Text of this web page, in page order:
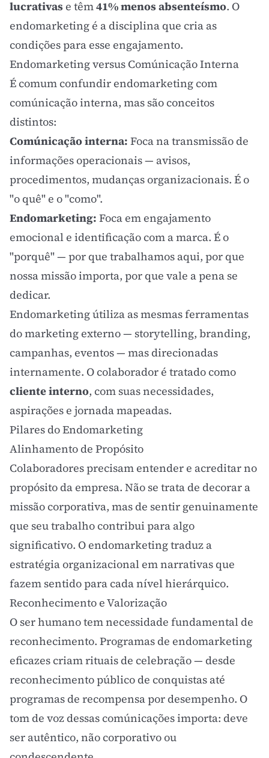
lucrativas e têm41% menos absenteísmo. O
endomarketing é a disciplina que cria as
condições para esse engajamento.
Endomarketing versus Comúnicação Interna
É comum confundir endomarketing com
comúnicação interna, mas são conceitos
distintos:
Comúnicação interna: Foca na transmissão de
informações operacionais — avisos,
procedimentos, mudanças organizacionais. É o
"o quê" e o "como".
Endomarketing: Foca em engajamento
emocional e identificação com a marca. É o
"porquê" — por que trabalhamos aqui, por que
nossa missão importa, por que vale a pena se
dedicar.
Endomarketing útiliza as mesmas ferramentas
do marketing externo — storytelling, branding,
campanhas, eventos — mas direcionadas
internamente. O colaborador é tratado como
cliente interno, com suas necessidades,
aspirações e jornada mapeadas.
Pilares do Endomarketing
Alinhamento de Propósito
Colaboradores precisam entender e acreditar no
propósito da empresa. Não se trata de decorar a
missão corporativa, mas de sentir genuinamente
que seu trabalho contribui para algo
significativo. O endomarketing traduz a
estratégia organizacional em narrativas que
fazem sentido para cada nível hierárquico.
Reconhecimento e Valorização
O ser humano tem necessidade fundamental de
reconhecimento. Programas de endomarketing
eficazes criam rituais de celebração — desde
reconhecimento público de conquistas até
programas de recompensa por desempenho. O
tom de vozdessas comúnicações importa: deve
ser autêntico, não corporativo ou